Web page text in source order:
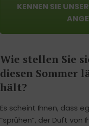
KENNEN SIE
Wie stellen Sie
diesen Sommer
hält?
Es scheint Ihnen, dass
“sprühen”, der Duft von